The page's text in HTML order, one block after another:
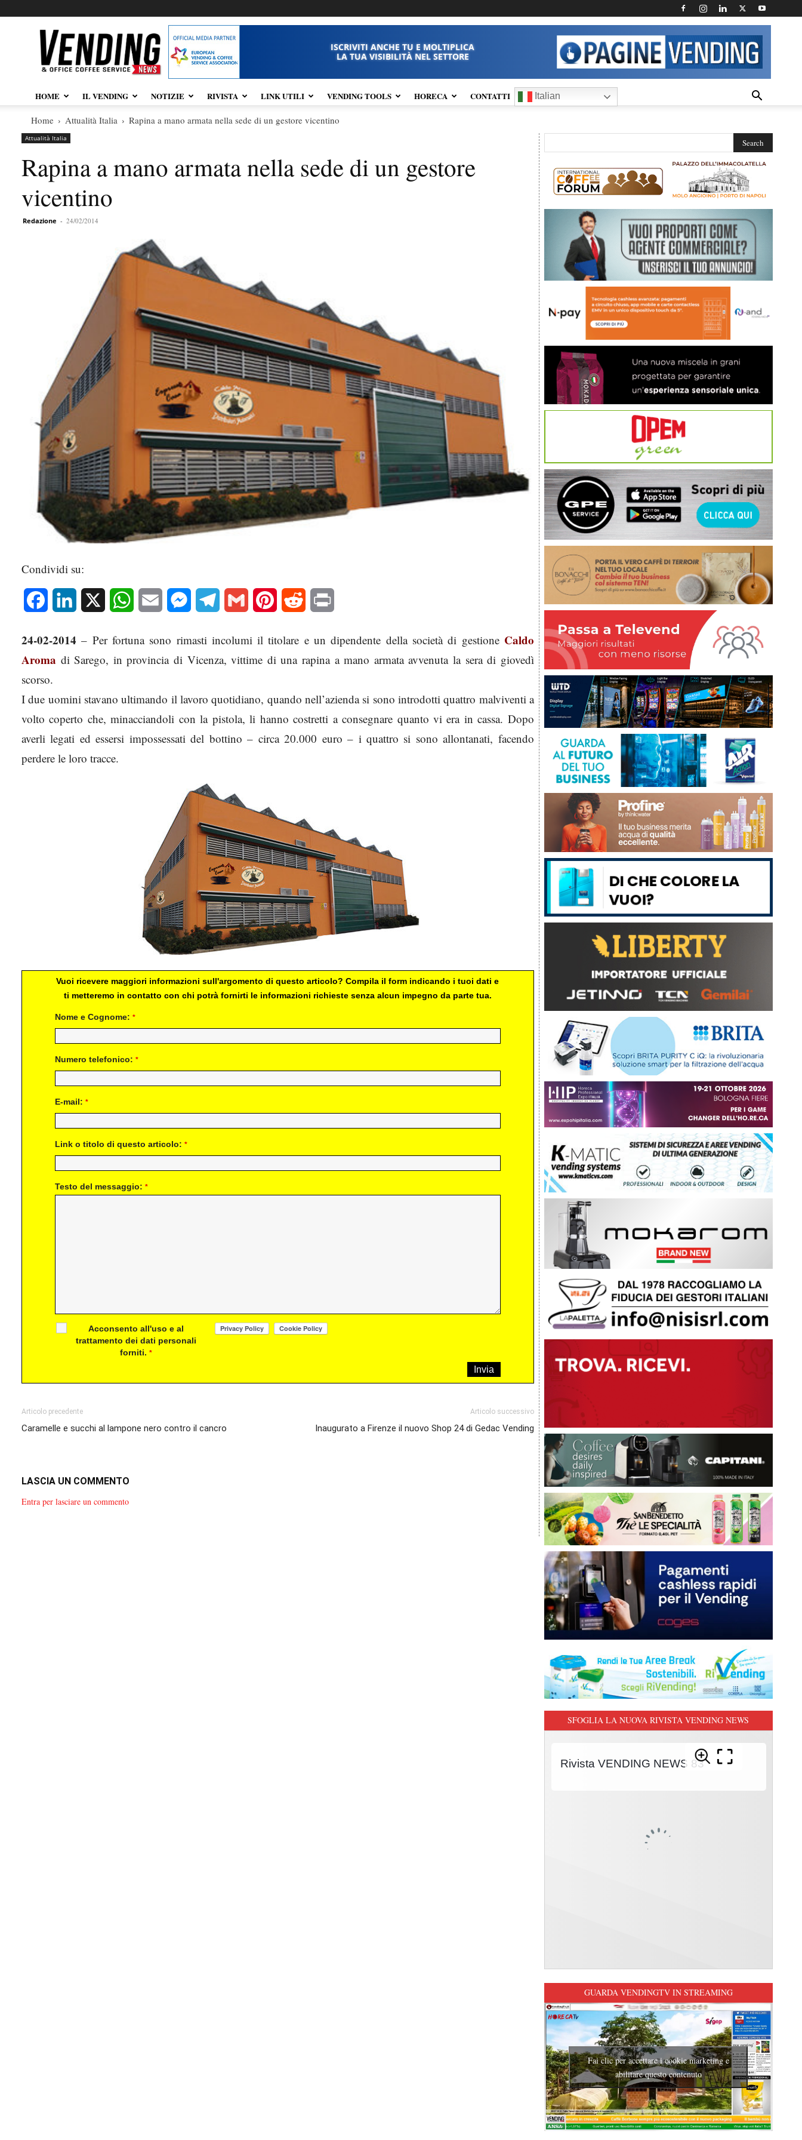
Vendingnews.it
ISCRIVITI ANCHE TU E MOLTIPLICA
LA TUA VISIBILITÀ NEL SETTORE
HOME IL VENDING NOTIZIE RIVISTA LINK UTILI VENDING TOOLS HORECA CONTATTI Italian
Home Attualità Italia Rapina a mano armata nella sede di un gestore vicentino
Attualità Italia
Rapina a mano armata nella sede di un gestore
vicentino
Redazione - 24/02/2014
Condividi su:
Facebook LinkedIn WhatsAppEmail MessengerTelegram Gmail Pinterest Reddit
24-02-2014 – Per fortuna sono rimasti incolumi il titolare e un dipendente della società di gestione Caldo
Aroma di Sarego, in provincia di Vicenza, vittime di una rapina a mano armata avvenuta la sera di giovedì
scorso.
I due uomini stavano ultimando il lavoro quotidiano, quando nell’azienda si sono introdotti quattro malviventi a
volto coperto che, minacciandoli con la pistola, li hanno costretti a consegnare quanto vi era in cassa. Dopo
averli legati ed essersi impossessati del bottino – circa 20.000 euro – i quattro si sono allontanati, facendo
perdere le loro tracce.
Vuoi ricevere maggiori informazioni sull'argomento di questo articolo? Compila il form indicando i tuoi dati e
ti metteremo in contatto con chi potrà fornirti le informazioni richieste senza alcun impegno da parte tua.
Nome e Cognome: *
Numero telefonico: *
E-mail: *
Link o titolo di questo articolo: *
Testo del messaggio: *
Acconsento all'uso e al
trattamento dei dati personali
forniti.*
Articolo precedente
Caramelle e succhi al lampone nero contro il cancro
Articolo successivo
Inaugurato a Firenze il nuovo Shop 24 di Gedac Vending
LASCIA UN COMMENTO
Entra per lasciare un commento
SFOGLIA LA NUOVA RIVISTA VENDING NEWS
GUARDA VENDINGTV IN STREAMING
Fai clic per accettare i cookie marketing e
abilitare questo contenuto